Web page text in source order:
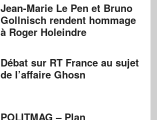
Jean-Marie Le Pen et Bruno
Gollnisch rendent hommage
à Roger Holeindre
Débat sur RT France au sujet
de l’affaire Ghosn
POLITMAG – Plan